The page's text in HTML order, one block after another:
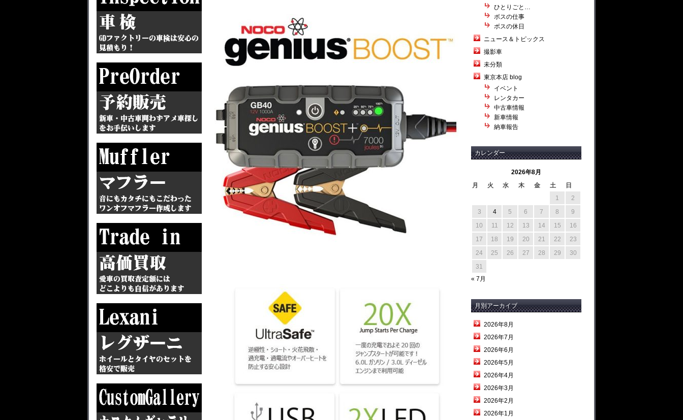
ひとりごと…
ボスの仕事
ボスの休日
ニュース＆トピックス
撮影車
未分類
東京本店 blog
イベント
レンタカー
中古車情報
新車情報
納車報告
カレンダー
2026年8月
月
火 水 木 金 土
日
1
2
3
4 5 6 7 8
9
10
11 12 13 14 15
16
17
18 19 20 21 22
23
24
25 26 27 28 29
30
31
« 7月
月別アーカイブ
2026年8月
2026年7月
2026年6月
2026年5月
2026年4月
2026年3月
2026年2月
2026年1月